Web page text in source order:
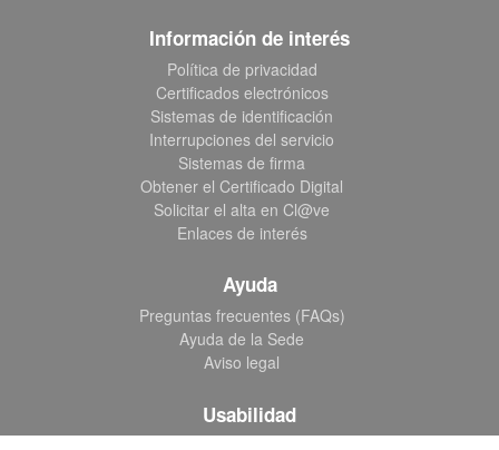
Información de interés
Política de privacidad
Certificados electrónicos
Sistemas de identificación
Interrupciones del servicio
Sistemas de firma
Obtener el Certificado Digital
Solicitar el alta en Cl@ve
Enlaces de interés
Ayuda
Preguntas frecuentes (FAQs)
Ayuda de la Sede
Aviso legal
Usabilidad